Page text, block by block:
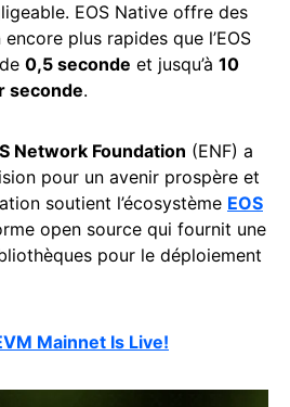
EOS Native offre des
plus rapides que l’EOS
0,5 seconde et jusqu’à 10
seconde.
Network Foundation (ENF) a
pour un avenir prospère et
soutient l’écosystème EOS
open source qui fournit une
pour le déploiement
Mainnet Is Live!